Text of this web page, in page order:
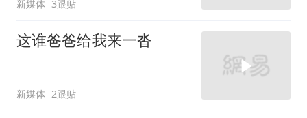
新媒体 3跟贴
这谁爸爸给我来一沓
新媒体 2跟贴